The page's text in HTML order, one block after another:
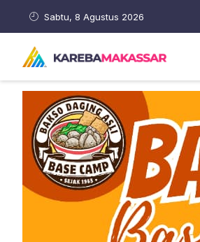
Sabtu, 8 Agustus 2026